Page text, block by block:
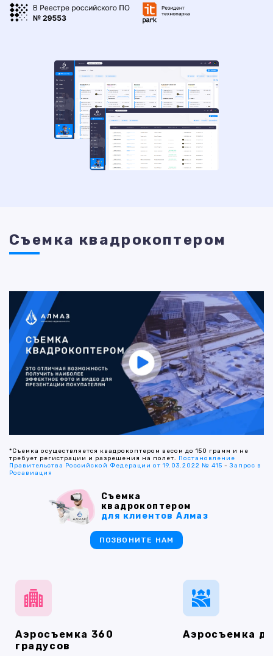
Съемка квадрокоптером
Аэросъемка 360
градусов
Аэросъемка
*Съемка осуществляется квадрокоптером весом до 150 грамм и не
требует регистрации и разрешения на полет. Постановление
Правительства Российской Федерации от 19.03.2022 № 415 -Запрос в
Росавиация
Съемка
квадрокоптером
для клиентов Алмаз
ПОЗВОНИТЕ НАМ